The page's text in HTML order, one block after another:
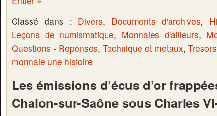
Classé dans : Divers, Documents d'archives,
Leçons de numismatique, Monnaies d'ailleurs,
Questions - Reponses, Technique et metaux,
monnaie une histoire
Les émissions d’écus d’or
Chalon-sur-Saône sous Charles